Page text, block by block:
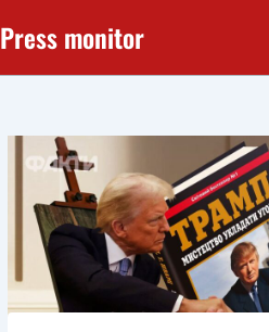
до
Press monitor